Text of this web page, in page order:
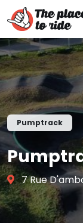
Pumptrack
7 Rue